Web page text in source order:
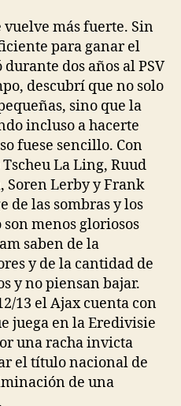
más fuerte. Sin
para ganar el
dos años al PSV
descubrí que no solo
sino que la
incluso a hacerte
fuese sencillo. Con
La Ling, Ruud
Soren Lerby y Frank
de las sombras y los
menos gloriosos
saben de la
y de la cantidad de
y no piensan bajar.
13 el Ajax cuenta con
juega en la Eredivisie
una racha invicta
el título nacional de
de una